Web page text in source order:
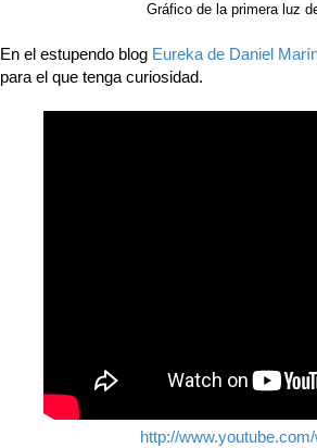
Gráfico de la primera luz
En el estupendo blog Eureka de Daniel
para el que tenga curiosidad.
http://